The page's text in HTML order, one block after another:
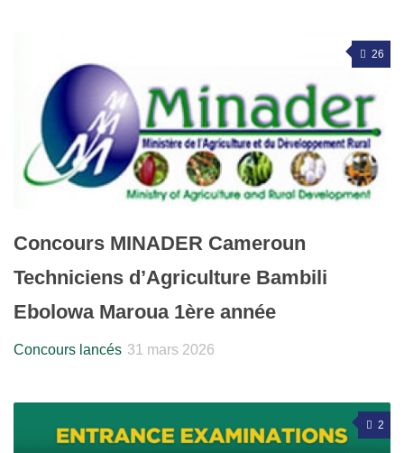
26
Concours MINADER Cameroun
Techniciens d’Agriculture Bambili
Ebolowa Maroua 1ère année
Concours lancés 31 mars 2026
2